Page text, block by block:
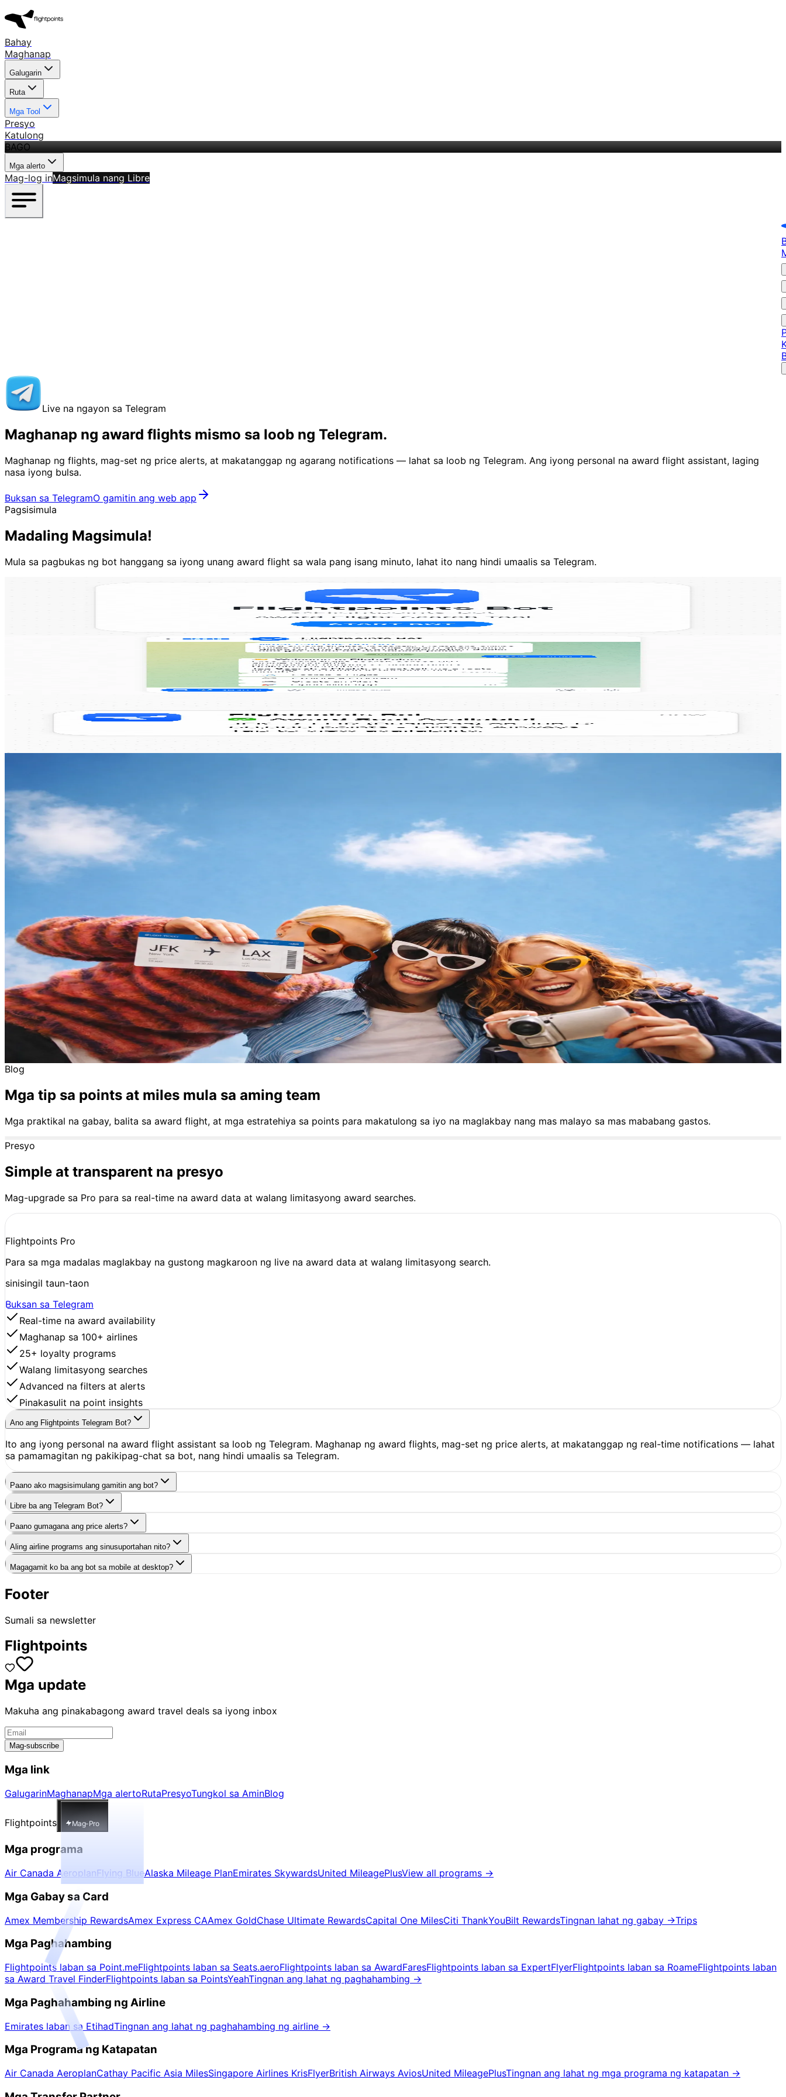
Bahay
Maghanap
Galugarin
Ruta
Mga Tool
Presyo
Katulong
BAGO
Mga alerto
Mag-log inMagsimula nang Libre
Live na ngayon sa Telegram
Maghanap ng award flights mismo sa loob ng Telegram.
Maghanap ng flights, mag-set ng price alerts, at makatanggap ng agarang notifications — lahat sa loob ng Telegram. Ang iyong personal na award flight assistant, laging
nasa iyong bulsa.
Buksan sa TelegramO gamitin ang web app
Pagsisimula
Madaling Magsimula!
Mula sa pagbukas ng bot hanggang sa iyong unang award flight sa wala pang isang minuto, lahat ito nang hindi umaalis sa Telegram.
Hanapin ang @FlightpointsBot sa Telegram o i-tap ang “Buksan sa Telegram” para magsimula. Walang kailangang account o setup.
Ipadala sa bot ang iyong ruta, mga petsa, at cabin, at hahanapin nito ang live na award availability sa 100+ airlines sa loob ng ilang segundo.
Makatanggap ng Abiso
Gumawa ng alerts para sa iyong mga paboritong ruta at magmemensahe sa iyo ang bot sa sandaling mabuksan ang mga bagong award seat.
Real-time na award search, matalinong price alerts, at agarang notifications — lahat sa pamamagitan ng pakikipag-chat sa bot sa Telegram.
Maghanap ng Flights
I-message sa bot ang iyong biyahe at hahanapin nito ang real-time na award availability sa 100+ airlines, mismo sa loob ng iyong Telegram chat.
Price Alerts
Mag-set ng custom alerts para sa iyong mga pangarap na ruta. Kapag may bagong award seats na bumukas, malalaman mo agad — mismo sa iyong Telegram chat.
Agarang Notifications
Makatanggap ng real-time push notifications na direktang dadating sa Telegram. Hindi mo na muling makakaligtaan ang flash deal o limitadong award seat.
Masasayang Manlalakbay
Blog
Mga tip sa points at miles mula sa aming team
Mga praktikal na gabay, balita sa award flight, at mga estratehiya sa points para makatulong sa iyo na maglakbay nang mas malayo sa mas mababang gastos.
Presyo
Simple at transparent na presyo
Mag-upgrade sa Pro para sa real-time na award data at walang limitasyong award searches.
Flightpoints Pro
Para sa mga madalas maglakbay na gustong magkaroon ng live na award data at walang limitasyong search.
sinisingil taun-taon
Buksan sa Telegram
Real-time na award availability
Maghanap sa 100+ airlines
25+ loyalty programs
Walang limitasyong searches
Advanced na filters at alerts
Pinakasulit na point insights
Ano ang Flightpoints Telegram Bot?
Ito ang iyong personal na award flight assistant sa loob ng Telegram. Maghanap ng award flights, mag-set ng price alerts, at makatanggap ng real-time notifications — lahat
sa pamamagitan ng pakikipag-chat sa bot, nang hindi umaalis sa Telegram.
Paano ako magsisimulang gamitin ang bot?
Libre ba ang Telegram Bot?
Paano gumagana ang price alerts?
Aling airline programs ang sinusuportahan nito?
Magagamit ko ba ang bot sa mobile at desktop?
Footer
Sumali sa newsletter
Flightpoints
Mga update
Makuha ang pinakabagong award travel deals sa iyong inbox
Mag-subscribe
Mga link
GalugarinMaghanapMga alertoRutaPresyoTungkol sa AminBlog
Flightpoints Mag-Pro
Mga programa
Air Canada AeroplanFlying BlueAlaska Mileage PlanEmirates SkywardsUnited MileagePlusView all programs →
Mga Gabay sa Card
Amex Membership RewardsAmex Express CAAmex GoldChase Ultimate RewardsCapital One MilesCiti ThankYouBilt RewardsTingnan lahat ng gabay →Trips
Mga Paghahambing
Flightpoints laban sa Point.meFlightpoints laban sa Seats.aeroFlightpoints laban sa AwardFaresFlightpoints laban sa ExpertFlyerFlightpoints laban sa RoameFlightpoints laban
sa Award Travel FinderFlightpoints laban sa PointsYeahTingnan ang lahat ng paghahambing →
Mga Paghahambing ng Airline
Emirates laban sa EtihadTingnan ang lahat ng paghahambing ng airline →
Mga Programa ng Katapatan
Air Canada AeroplanCathay Pacific Asia MilesSingapore Airlines KrisFlyerBritish Airways AviosUnited MileagePlusTingnan ang lahat ng mga programa ng katapatan →